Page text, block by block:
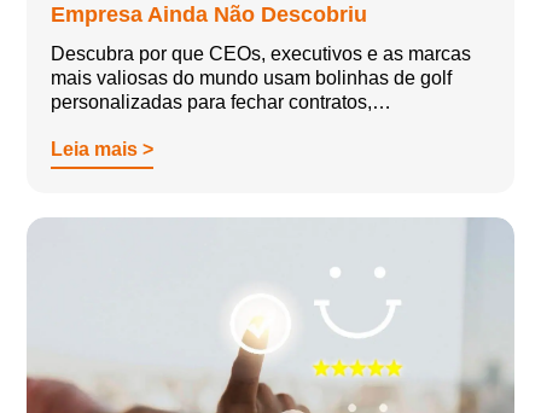
Empresa Ainda Não Descobriu
Descubra por que CEOs, executivos e as marcas
mais valiosas do mundo usam bolinhas de golf
personalizadas para fechar contratos,…
Leia mais >